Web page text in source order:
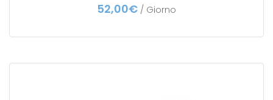
52,00€ / Giorno